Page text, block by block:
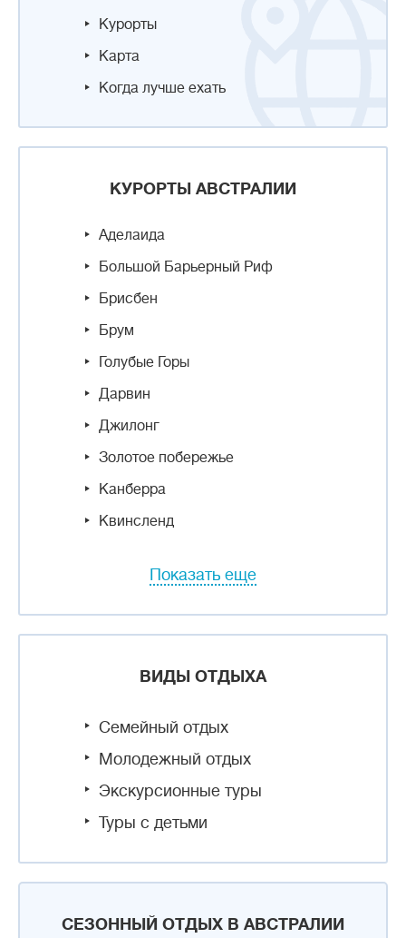
Курорты
Карта
Когда лучше ехать
КУРОРТЫ АВСТРАЛИИ
Аделаида
Большой Барьерный Риф
Брисбен
Брум
Голубые Горы
Дарвин
Джилонг
Золотое побережье
Канберра
Квинсленд
Показать еще
ВИДЫ ОТДЫХА
Семейный отдых
Молодежный отдых
Экскурсионные туры
Туры с детьми
СЕЗОННЫЙ ОТДЫХ В АВСТРАЛИИ